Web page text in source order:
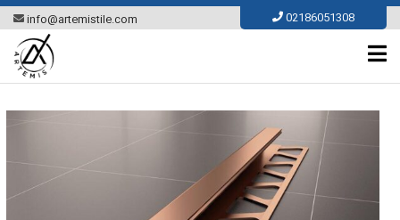
Skip
to
content
info@artemistile.com 02186051308